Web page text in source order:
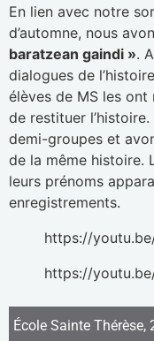
En lien avec notre
d’automne, nous
baratzean gaindi ».
dialogues de
élèves de MS les
de restituer
demi-groupes et
de la même histoire.
leurs prénoms
enregistrements.
https://
https://
École Sainte Thérèse,